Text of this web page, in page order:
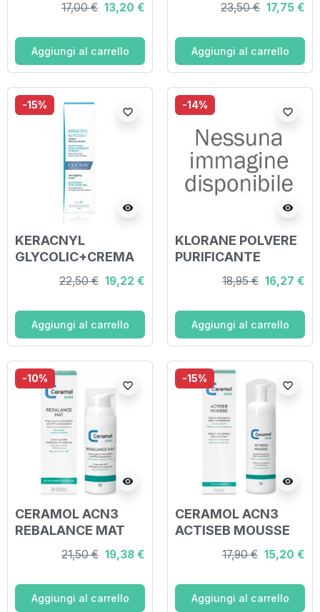
17,00 € 13,20 €
Aggiungi al carrello
23,50 € 17,75 €
Aggiungi al carrello
-15%
visibility
favorite_border
KERACNYL
GLYCOLIC+CREMA
PURIFICANTE 30 ML
22,50 € 19,22 €
Aggiungi al carrello
-14%
visibility
favorite_border
KLORANE POLVERE
PURIFICANTE
MENTA ACQUATICA
18,95 € 16,27 €
Aggiungi al carrello
-10%
visibility
favorite_border
CERAMOL ACN3
REBALANCE MAT
21,50 € 19,38 €
Aggiungi al carrello
-15%
visibility
favorite_border
CERAMOL ACN3
ACTISEB MOUSSE
17,90 € 15,20 €
Aggiungi al carrello